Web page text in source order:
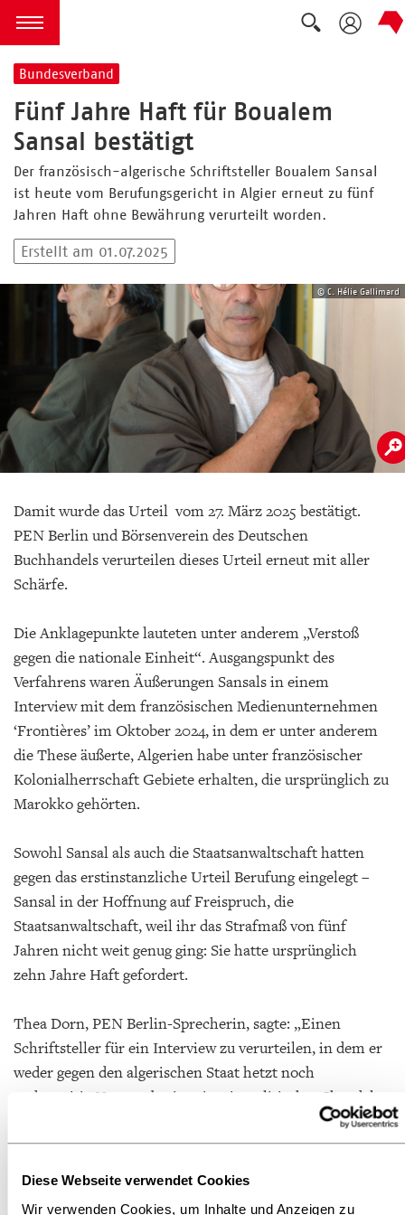
Diese Webseite verwendet Cookies
Wir verwenden Cookies, um Inhalte und Anzeigen zu
zum Inhalt springen
Menü öffnen
Suche
Bundesverband
Fünf Jahre Haft für Boualem
Sansal bestätigt
Der französisch-algerische Schriftsteller Boualem Sansal
ist heute vom Berufungsgericht in Algier erneut zu fünf
Jahren Haft ohne Bewährung verurteilt worden.
Erstellt am 01.07.2025
© C. Hélie Gallimard
Damit wurde das Urteil vom 27. März 2025 bestätigt.
PEN Berlin und Börsenverein des Deutschen
Buchhandels verurteilen dieses Urteil erneut mit aller
Schärfe.
Die Anklagepunkte lauteten unter anderem „Verstoß
gegen die nationale Einheit“. Ausgangspunkt des
Verfahrens waren Äußerungen Sansals in einem
Interview mit dem französischen Medienunternehmen
‘Frontières’ im Oktober 2024, in dem er unter anderem
die These äußerte, Algerien habe unter französischer
Kolonialherrschaft Gebiete erhalten, die ursprünglich zu
Marokko gehörten.
Sowohl Sansal als auch die Staatsanwaltschaft hatten
gegen das erstinstanzliche Urteil Berufung eingelegt –
Sansal in der Hoffnung auf Freispruch, die
Staatsanwaltschaft, weil ihr das Strafmaß von fünf
Jahren nicht weit genug ging: Sie hatte ursprünglich
zehn Jahre Haft gefordert.
Thea Dorn, PEN Berlin-Sprecherin, sagte: „Einen
Schriftsteller für ein Interview zu verurteilen, in dem er
weder gegen den algerischen Staat hetzt noch
anderweitig Hass verbreitet, ist ein politischer Skandal.
Wer so mit kritischen Stimmen umgeht, hat kein
Interesse an Rechtsstaatlichkeit. Boualem Sansal gehört